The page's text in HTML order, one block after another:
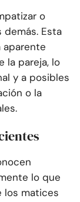
o
Esta
la pareja, lo
y a posibles
o la
lo que
los matices